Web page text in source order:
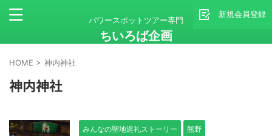
新規会員登録
パワースポットツアー専門
ちいろば企画
HOME > 神内神社
神内神社
みんなの聖地巡礼ストーリー 熊野